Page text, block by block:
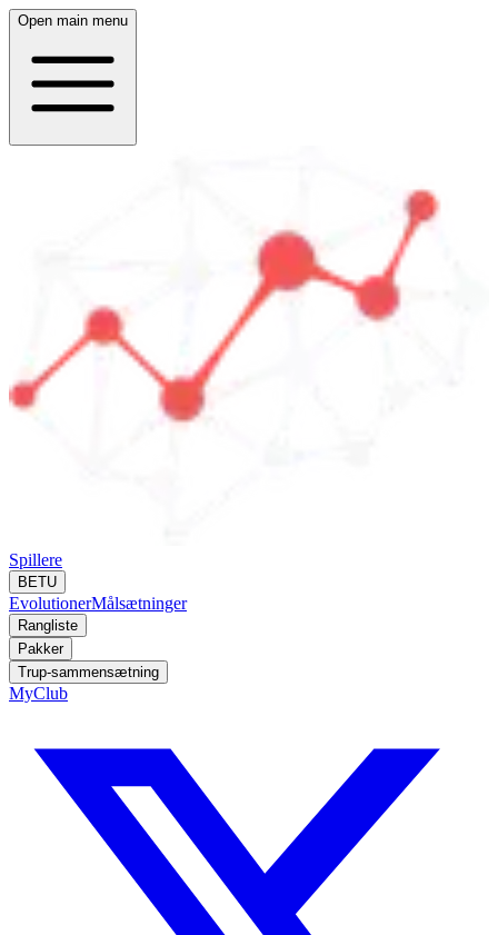
Open main menu
Spillere
BETU
EvolutionerMålsætninger
Rangliste
Pakker
Trup-sammensætning
MyClub